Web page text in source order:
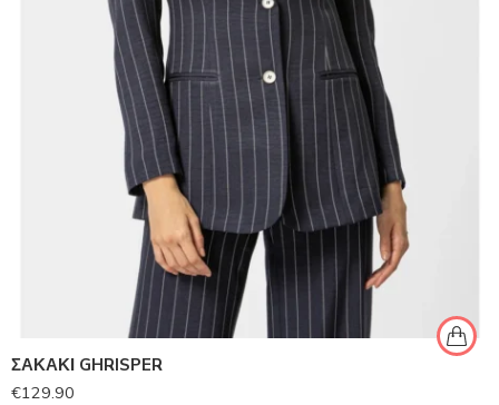
ΣΑΚΑΚΙ GHRISPER
€129.90